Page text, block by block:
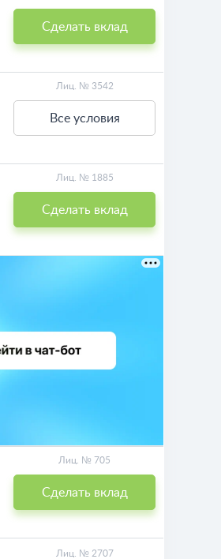
Сделать вклад
Лиц. № 3542
Все условия
Лиц. № 1885
Сделать вклад
Лиц. № 705
Сделать вклад
Лиц. № 2707